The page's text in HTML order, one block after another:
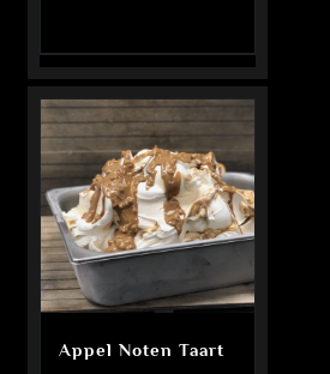
Appel Noten Taart